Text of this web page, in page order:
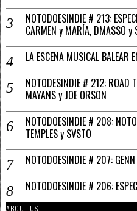
NOTODOESINDIE # 213:
CARMEN y MARÍA, DMASSO y
LA ESCENA MUSICAL BALEAR
NOTODESINDIE # 212: ROAD
MAYANS y JOE ORSON
NOTODOESINDIE # 208:
TEMPLES y SVSTO
NOTODOESINDIE # 207:
NOTODOESINDIE # 206:
ABOUT US